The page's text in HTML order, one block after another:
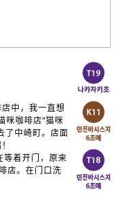
中，我一直想
咪咖啡店“猫咪
了中崎町。店面
等着开门，原来
店。在门口洗